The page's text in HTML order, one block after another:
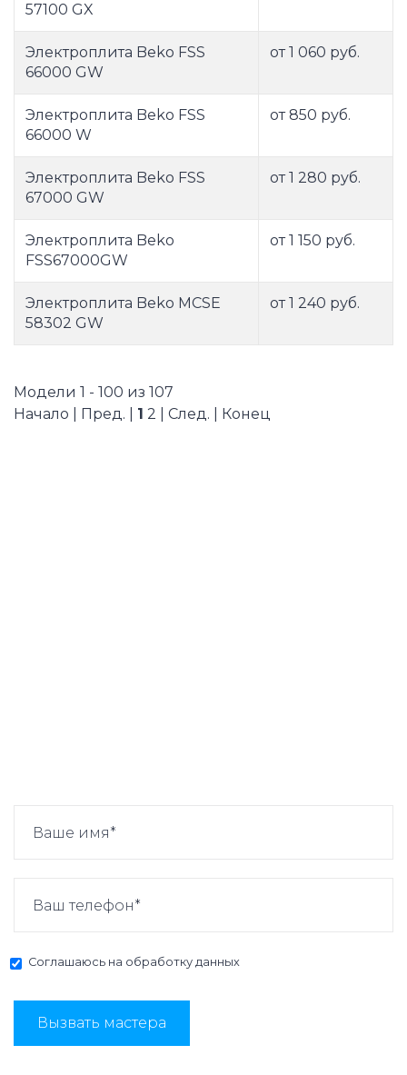
57100 GX
Электроплита Beko FSS
66000 GW
от 1 060 руб.
Электроплита Beko FSS
66000 W
от 850 руб.
Электроплита Beko FSS
67000 GW
от 1 280 руб.
Электроплита Beko
FSS67000GW
от 1 150 руб.
Электроплита Beko MCSE
58302 GW
от 1 240 руб.
Модели 1 - 100 из 107
Начало | Пред. | 1 2 След. Конец
Соглашаюсь на обработку данных
Вызвать мастера